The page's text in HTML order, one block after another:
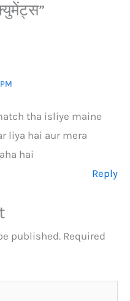
tha isliye maine
liya hai aur mera
hai
Reply
published. Required